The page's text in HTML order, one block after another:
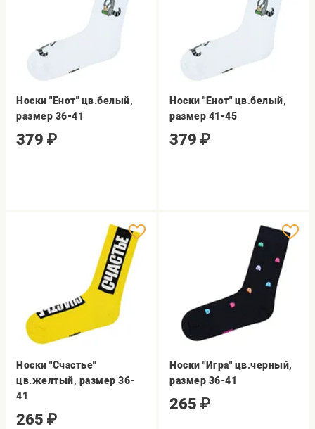
Носки "Енот" цв.белый,
размер 36-41
379 ₽
Носки "Енот" цв.белый,
размер 41-45
379 ₽
Носки "Счастье"
цв.желтый, размер 36-
41
265 ₽
Носки "Игра" цв.черный,
размер 36-41
265 ₽